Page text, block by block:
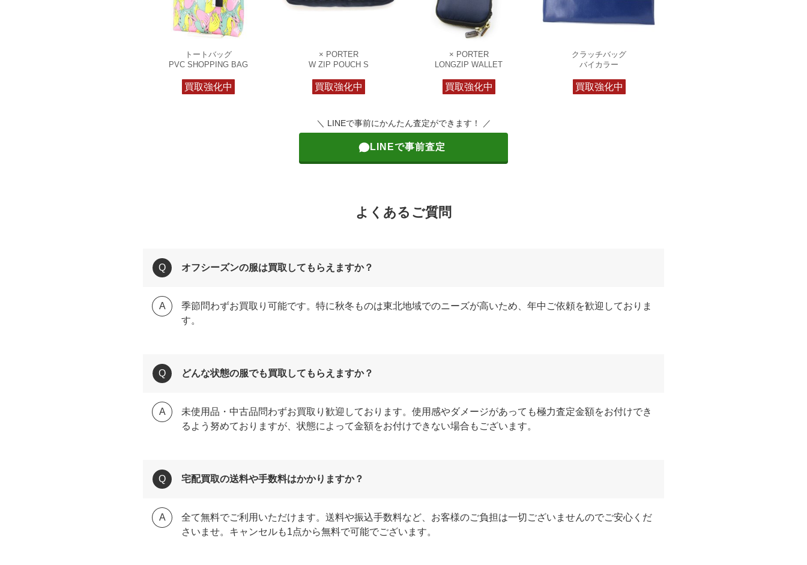
トートバッグ
PVC SHOPPING BAG
買取強化中
× PORTER
W ZIP POUCH S
買取強化中
× PORTER
LONGZIP WALLET
買取強化中
クラッチバッグ
バイカラー
買取強化中
＼ LINEで事前にかんたん査定ができます！ ／
LINEで事前査定
よくあるご質問
オフシーズンの服は買取してもらえますか？
季節問わずお買取り可能です。特に秋冬ものは東北地域でのニーズが高いため、年中ご依頼を歓迎しておりま
す。
どんな状態の服でも買取してもらえますか？
未使用品・中古品問わずお買取り歓迎しております。使用感やダメージがあっても極力査定金額をお付けでき
るよう努めておりますが、状態によって金額をお付けできない場合もございます。
宅配買取の送料や手数料はかかりますか？
全て無料でご利用いただけます。送料や振込手数料など、お客様のご負担は一切ございませんのでご安心くだ
さいませ。キャンセルも1点から無料で可能でございます。